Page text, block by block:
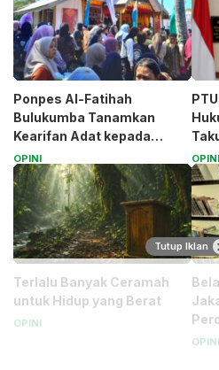
Ponpes Al-Fatihah
Bulukumba Tanamkan
Kearifan Adat kepada
Santri (Bagian 1)
OPINI OPINI
Terlalu Banyak Ceramah
untuk Hidup yang Berat
OPINI
OPINI
Tutup Iklan